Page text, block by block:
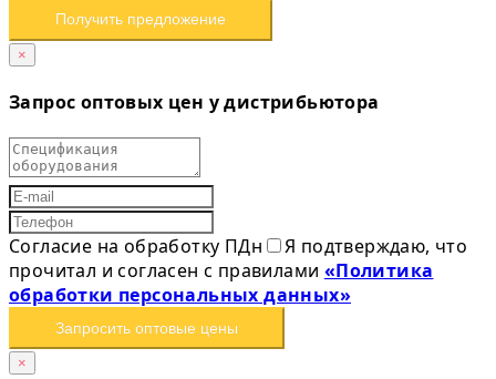
Получить предложение
×
Запрос оптовых цен у дистрибьютора
Согласие на обработку ПДн
Я подтверждаю, что
прочитал и согласен с правилами «Политика
обработки персональных данных»
Запросить оптовые цены
×